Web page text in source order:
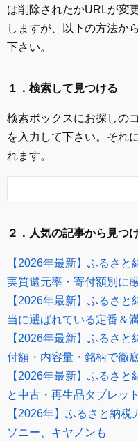
は削除されたかURLが変
しますが、以下の方法か
下さい。
１．検索して見つける
検索ボックスにお探しの
を入力して下さい。それ
れます。
２．人気の記事から見つ
【2026年最新】ふるさと
実質還元率・寄付額別に
【2026年最新】ふるさ
当に選ばれている定番＆
【2026年最新】ふるさ
付額・内容量・銘柄で徹
【2026年最新】ふるさ
と中古・再生品タブレッ
【2026年】ふるさと納
ソニー、キヤノンも